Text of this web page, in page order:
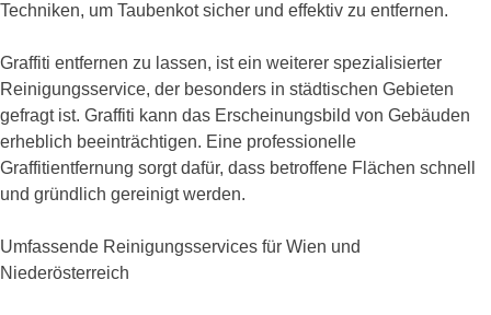
Techniken, um Taubenkot sicher und effektiv zu entfernen.
Graffiti entfernen zu lassen, ist ein weiterer spezialisierter
Reinigungsservice, der besonders in städtischen Gebieten
gefragt ist. Graffiti kann das Erscheinungsbild von Gebäuden
erheblich beeinträchtigen. Eine professionelle
Graffitientfernung sorgt dafür, dass betroffene Flächen schnell
und gründlich gereinigt werden.
Umfassende Reinigungsservices für Wien und
Niederösterreich